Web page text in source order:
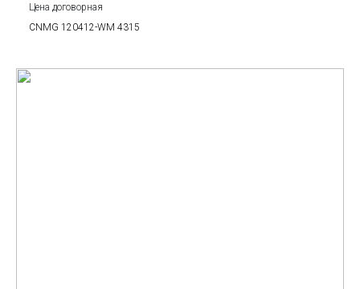
Цена договорная
CNMG 120412-WM 4315